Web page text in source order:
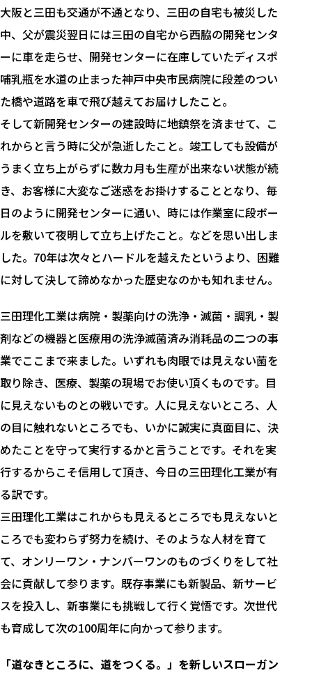
大阪と三田も交通が不通となり、三田の自宅も被災した
中、父が震災翌日には三田の自宅から西脇の開発センタ
ーに車を走らせ、開発センターに在庫していたディスポ
哺乳瓶を水道の止まった神戸中央市民病院に段差のつい
た橋や道路を車で飛び越えてお届けしたこと。
そして新開発センターの建設時に地鎮祭を済ませて、こ
れからと言う時に父が急逝したこと。竣工しても設備が
うまく立ち上がらずに数カ月も生産が出来ない状態が続
き、お客様に大変なご迷惑をお掛けすることとなり、毎
日のように開発センターに通い、時には作業室に段ボー
ルを敷いて夜明して立ち上げたこと。などを思い出しま
した。70年は次々とハードルを越えたというより、困難
に対して決して諦めなかった歴史なのかも知れません。
三田理化工業は病院・製薬向けの洗浄・滅菌・調乳・製
剤などの機器と医療用の洗浄滅菌済み消耗品の二つの事
業でここまで来ました。いずれも肉眼では見えない菌を
取り除き、医療、製薬の現場でお使い頂くものです。目
に見えないものとの戦いです。人に見えないところ、人
の目に触れないところでも、いかに誠実に真面目に、決
めたことを守って実行するかと言うことです。それを実
行するからこそ信用して頂き、今日の三田理化工業が有
る訳です。
三田理化工業はこれからも見えるところでも見えないと
ころでも変わらず努力を続け、そのような人材を育て
て、オンリーワン・ナンバーワンのものづくりをして社
会に貢献して参ります。既存事業にも新製品、新サービ
スを投入し、新事業にも挑戦して行く覚悟です。次世代
も育成して次の100周年に向かって参ります。
「道なきところに、道をつくる。」を新しいスローガン